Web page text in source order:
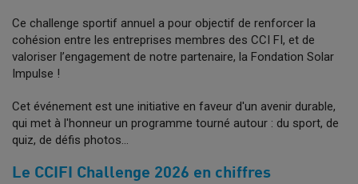
Ce challenge sportif annuel a pour objectif de renforcer la
cohésion entre les entreprises membres des CCI FI, et de
valoriser l’engagement de notre partenaire, la Fondation Solar
Impulse !
Cet événement est une initiative en faveur d'un avenir durable,
qui met à l'honneur un programme tourné autour : du sport, de
quiz, de défis photos…
Le CCIFI Challenge 2026 en chiffres